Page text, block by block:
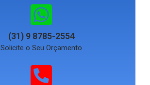
(31) 9 8785-2554
Solicite o Seu Orçamento